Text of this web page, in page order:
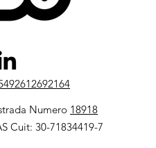
Numero 18918
Cuit: 30-71834419-7